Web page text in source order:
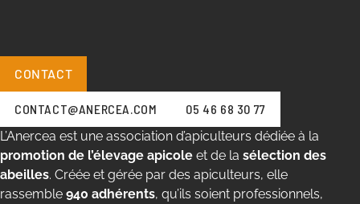
CONTACT
CONTACT@ANERCEA.COM
05 46 68 30 77
L’Anercea est une association d’apiculteurs dédiée à la
promotion de l’élevage apicole et de la sélection des
abeilles. Créée et gérée par des apiculteurs, elle
rassemble 940 adhérents, qu’ils soient professionnels,